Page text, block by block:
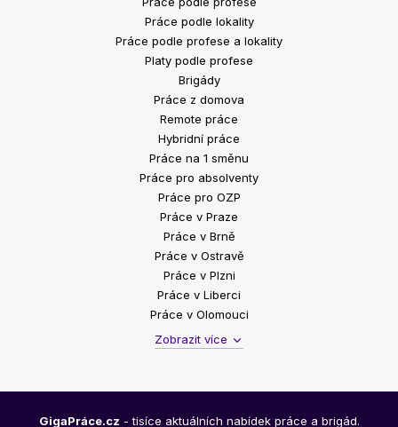
Práce podle lokality
Práce podle profese a lokality
Platy podle profese
Brigády
Práce z domova
Remote práce
Hybridní práce
Práce na 1 směnu
Práce pro absolventy
Práce pro OZP
Práce v Praze
Práce v Brně
Práce v Ostravě
Práce v Plzni
Práce v Liberci
Práce v Olomouci
Zobrazit více
GigaPráce.cz - tisíce aktuálních nabídek práce a brigád.